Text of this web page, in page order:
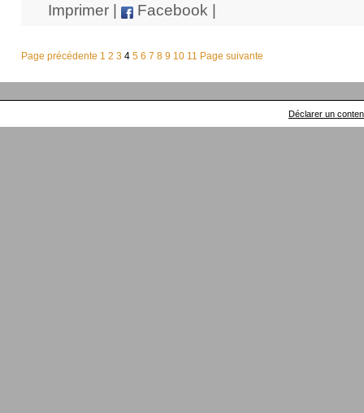
Imprimer
Facebook
Page précédente 1 2 3 4 5 6 7 8 9 10 11 Page suivante
Déclarer un